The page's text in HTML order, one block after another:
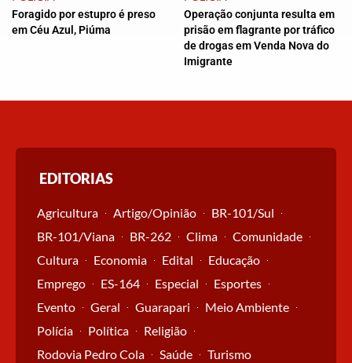
Foragido por estupro é preso
em Céu Azul, Piúma
Operação conjunta resulta em
prisão em flagrante por tráfico
de drogas em Venda Nova do
Imigrante
EDITORIAS
Agricultura Artigo/Opinião
BR-101/Sul
BR-101/Viana
BR-262 Clima
Comunidade
Cultura
Economia Edital
Educação
Emprego
ES-164 Especial
Esportes
Evento
Geral Guarapari
Meio Ambiente
Polícia
Política
Religião
Rodovia Pedro Cola
Saúde Turismo